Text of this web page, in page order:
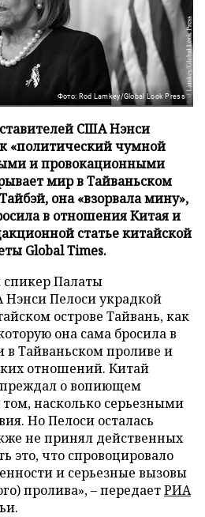
Фото: Rod Lamkey/Global Look Press
США Нэнси
«политический чумной
и провокационными
мир в Тайваньском
она «взорвала мину»,
в отношения Китая и
статье китайской
Global Times.
спикер Палаты
Пелоси украдкой
острове Тайвань, как
она сама бросила в
Тайваньском проливе и
отношений. Китай
о вопиющем
том, насколько серьезными
Но Пелоси осталась
не принял действенных
это, что спровоцировало
и серьезные вызовы
пролива», – передаетРИА